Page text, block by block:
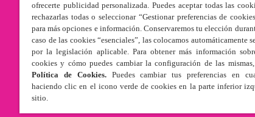
ofrecerte publicidad personalizada. Puedes aceptar todas las
rechazarlas todas o seleccionar “Gestionar preferencias de
para más opciones e información. Conservaremos tu elección
caso de las cookies “esenciales”, las colocamos automáticamente
por la legislación aplicable. Para obtener más información
cookies y cómo puedes cambiar la configuración de las
Política de Cookies.Puedes cambiar tus preferencias en
haciendo clic en el icono verde de cookies en la parte inferior
sitio.